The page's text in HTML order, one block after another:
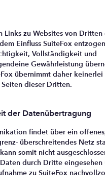
Links zu Websites von
Einfluss SuiteFox
Vollständigkeit und
Gewährleistung
übernimmt daher
dieser Dritten.
der Datenübertragung
findet über ein
überschreitendes Netz
somit nicht
durch Dritte
zu SuiteFox